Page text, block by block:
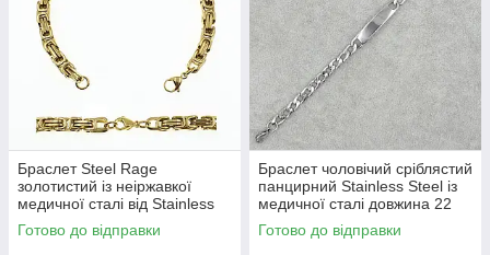
Браслет Steel Rage
золотистий із неіржавкої
медичної сталі від Stainless
Steel довжина 22 см. ширина
9 мм.
Готово до відправки
Браслет чоловічий сріблястий
панцирний Stainless Steel із
медичної сталі довжина 22
см ширина 5 мм пластина
Готово до відправки